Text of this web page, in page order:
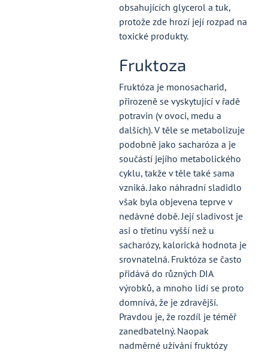
obsahujících glycerol a tuk,
protože zde hrozí její rozpad na
toxické produkty.
Fruktoza
Fruktóza je monosacharid,
přirozeně se vyskytující v řadě
potravin (v ovoci, medu a
dalších). V těle se metabolizuje
podobně jako sacharóza a je
součástí jejího metabolického
cyklu, takže v těle také sama
vzniká. Jako náhradní sladidlo
však byla objevena teprve v
nedávné době. Její sladivost je
asi o třetinu vyšší než u
sacharózy, kalorická hodnota je
srovnatelná. Fruktóza se často
přidává do různých DIA
výrobků, a mnoho lidí se proto
domnívá, že je zdravější.
Pravdou je, že rozdíl je téměř
zanedbatelný. Naopak
nadměrné užívání fruktózy